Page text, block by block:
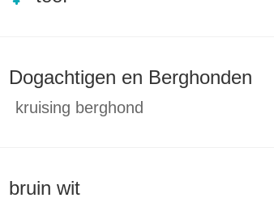
Dogachtigen en Berghonden
kruising berghond
bruin wit